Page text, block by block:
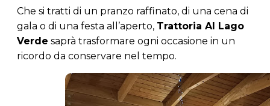
Che si tratti di un pranzo raffinato, di una cena di
gala o di una festa all’aperto, Trattoria Al Lago
Verde saprà trasformare ogni occasione in un
ricordo da conservare nel tempo.